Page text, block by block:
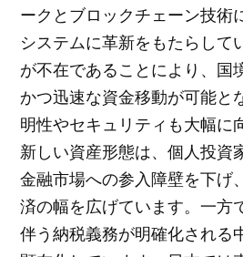
ークとブロックチェーン技術
システムに革新をもたらして
が不在であることにより、国
かつ迅速な資金移動が可能と
明性やセキュリティも大幅に
新しい資産形態は、個人投資
金融市場への参入障壁を下げ
済の幅を広げています。一方
伴う納税義務が明確化される